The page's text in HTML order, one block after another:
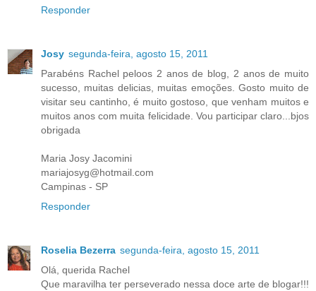
Responder
Josy segunda-feira, agosto 15, 2011
Parabéns Rachel peloos 2 anos de blog, 2 anos de muito
sucesso, muitas delicias, muitas emoções. Gosto muito de
visitar seu cantinho, é muito gostoso, que venham muitos e
muitos anos com muita felicidade. Vou participar claro...bjos
obrigada
Maria Josy Jacomini
mariajosyg@hotmail.com
Campinas - SP
Responder
Roselia Bezerra segunda-feira, agosto 15, 2011
Olá, querida Rachel
Que maravilha ter perseverado nessa doce arte de blogar!!!